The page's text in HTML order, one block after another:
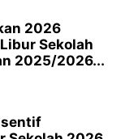
2026
Sekolah
2025/2026...